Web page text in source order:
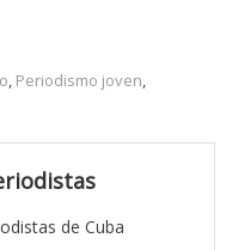
, Periodismo joven,
de Cuba